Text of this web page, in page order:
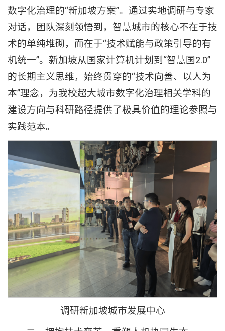
数字化治理的“新加坡方案”。通过实地调研与专家
对话，团队深刻领悟到，智慧城市的核心不在于技
术的单纯堆砌，而在于“技术赋能与政策引导的有
机统一”。新加坡从国家计算机计划到“智慧国2.0”
的长期主义思维，始终贯穿的“技术向善、以人为
本”理念，为我校超大城市数字化治理相关学科的
建设方向与科研路径提供了极具价值的理论参照与
实践范本。
调研新加坡城市发展中心